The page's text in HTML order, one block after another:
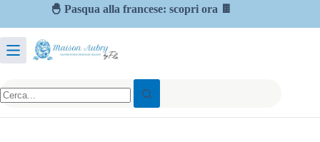
🐣 Pasqua alla francese: scopri ora 🍫